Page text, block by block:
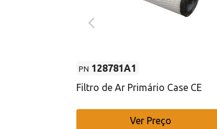
PN 128781A1
Filtro de Ar Primário Case CE
Ver Preço